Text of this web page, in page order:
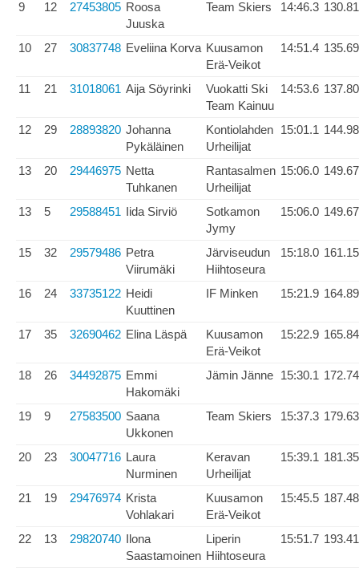
9 12 27453805 Roosa
Juuska
Team Skiers 14:46.3 130.81
10 27 30837748 Eveliina Korva Kuusamon
Erä-Veikot
14:51.4 135.69
11 21 31018061 Aija Söyrinki
Vuokatti Ski
Team Kainuu
14:53.6 137.80
12 29 28893820 Johanna
Pykäläinen
Kontiolahden
Urheilijat
15:01.1 144.98
13 20 29446975 Netta
Tuhkanen
Rantasalmen
Urheilijat
15:06.0 149.67
13 5 29588451 Iida Sirviö
Sotkamon
Jymy
15:06.0 149.67
15 32 29579486 Petra
Viirumäki
Järviseudun
Hiihtoseura
15:18.0 161.15
16 24 33735122 Heidi
Kuuttinen
IF Minken 15:21.9 164.89
17 35 32690462 Elina Läspä
Kuusamon
Erä-Veikot
15:22.9 165.84
18 26 34492875 Emmi
Hakomäki
Jämin Jänne 15:30.1 172.74
19 9 27583500 Saana
Ukkonen
Team Skiers 15:37.3 179.63
20 23 30047716 Laura
Nurminen
Keravan
Urheilijat
15:39.1 181.35
21 19 29476974 Krista
Vohlakari
Kuusamon
Erä-Veikot
15:45.5 187.48
22 13 29820740 Ilona
Saastamoinen
Liperin
Hiihtoseura
15:51.7 193.41